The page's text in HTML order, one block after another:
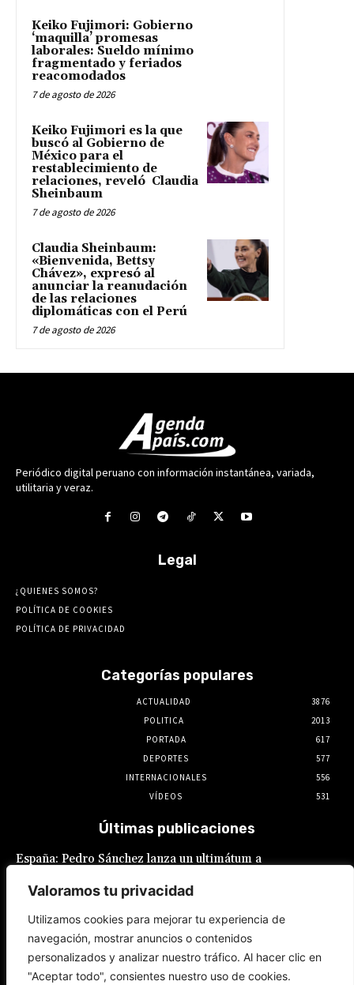
Valoramos tu privacidad
Utilizamos cookies para mejorar tu experiencia de
navegación, mostrar anuncios o contenidos
personalizados y analizar nuestro tráfico. Al hacer clic en
"Aceptar todo", consientes nuestro uso de cookies.
Keiko Fujimori: Gobierno
‘maquilla’ promesas
laborales: Sueldo mínimo
fragmentado y feriados
reacomodados
7 de agosto de 2026
Keiko Fujimori es la que
buscó al Gobierno de
México para el
restablecimiento de
relaciones, reveló Claudia
Sheinbaum
7 de agosto de 2026
Claudia Sheinbaum:
«Bienvenida, Bettsy
Chávez», expresó al
anunciar la reanudación
de las relaciones
diplomáticas con el Perú
7 de agosto de 2026
Periódico digital peruano con información instantánea, variada,
utilitaria y veraz.
Legal
¿QUIENES SOMOS?
POLÍTICA DE COOKIES
POLÍTICA DE PRIVACIDAD
Categorías populares
ACTUALIDAD
3876
POLITICA
2013
PORTADA
617
DEPORTES
577
INTERNACIONALES
556
VÍDEOS
531
Últimas publicaciones
España: Pedro Sánchez lanza un ultimátum a
8 de agosto de 2026
JNE se lava las manos: adelanta que admitirá
postulaciones de alcaldes y gobernadores
que buscan “reelecciones encubiertas”